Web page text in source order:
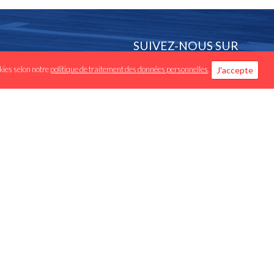
SUIVEZ-NOUS SUR
Facebook
selon notrepolitique de traitement des données personnelles. J'accepte